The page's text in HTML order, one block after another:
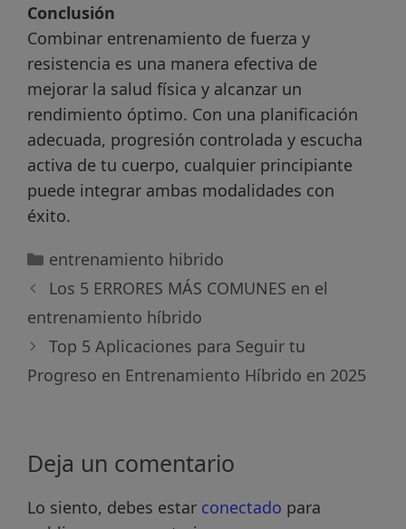
Conclusión
Combinar entrenamiento de fuerza y
resistencia es una manera efectiva de
mejorar la salud física y alcanzar un
rendimiento óptimo. Con una planificación
adecuada, progresión controlada y escucha
activa de tu cuerpo, cualquier principiante
puede integrar ambas modalidades con
éxito.
Categorías
entrenamiento hibrido
Los 5 ERRORES MÁS COMUNES en el
entrenamiento híbrido
Top 5 Aplicaciones para Seguir tu
Progreso en Entrenamiento Híbrido en 2025
Deja un comentario
Lo siento, debes estar conectado para